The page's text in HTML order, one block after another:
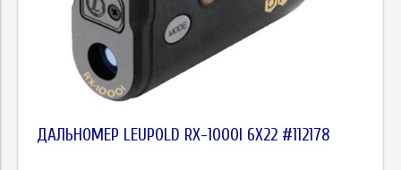
ДАЛЬНОМЕР LEUPOLD RX-1000I 6X22 #112178